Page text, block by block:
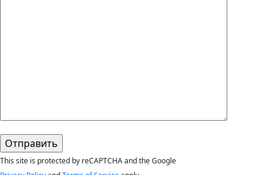
This site is protected by reCAPTCHA and the Google